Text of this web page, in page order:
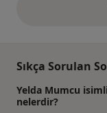
Sıkça Sorulan
Yelda Mumcu
nelerdir?